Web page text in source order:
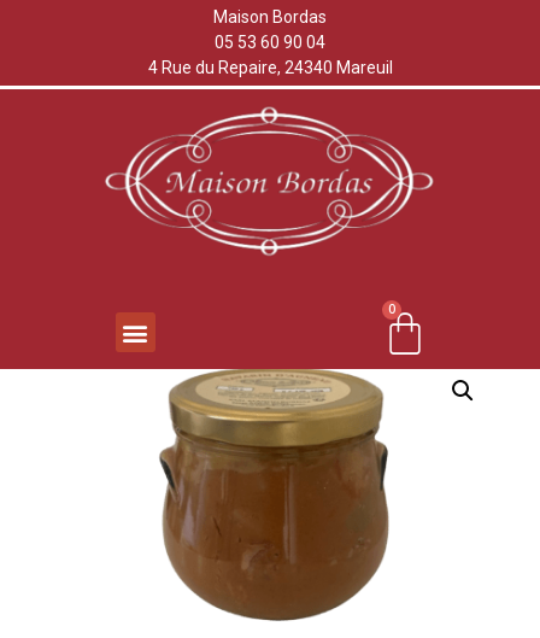
Maison Bordas
05 53 60 90 04
4 Rue du Repaire, 24340 Mareuil
0